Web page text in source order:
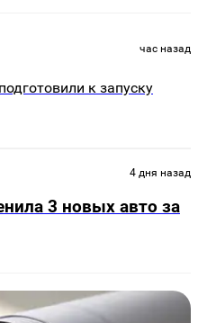
час назад
к запуску
4 дня назад
3 новых авто за